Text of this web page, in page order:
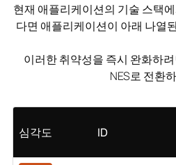
현재 애플리케이션의 기술 스택
다면 애플리케이션이 아래 나열
이러한 취약성을 즉시 완화하
NES로 전환
심각도 ID